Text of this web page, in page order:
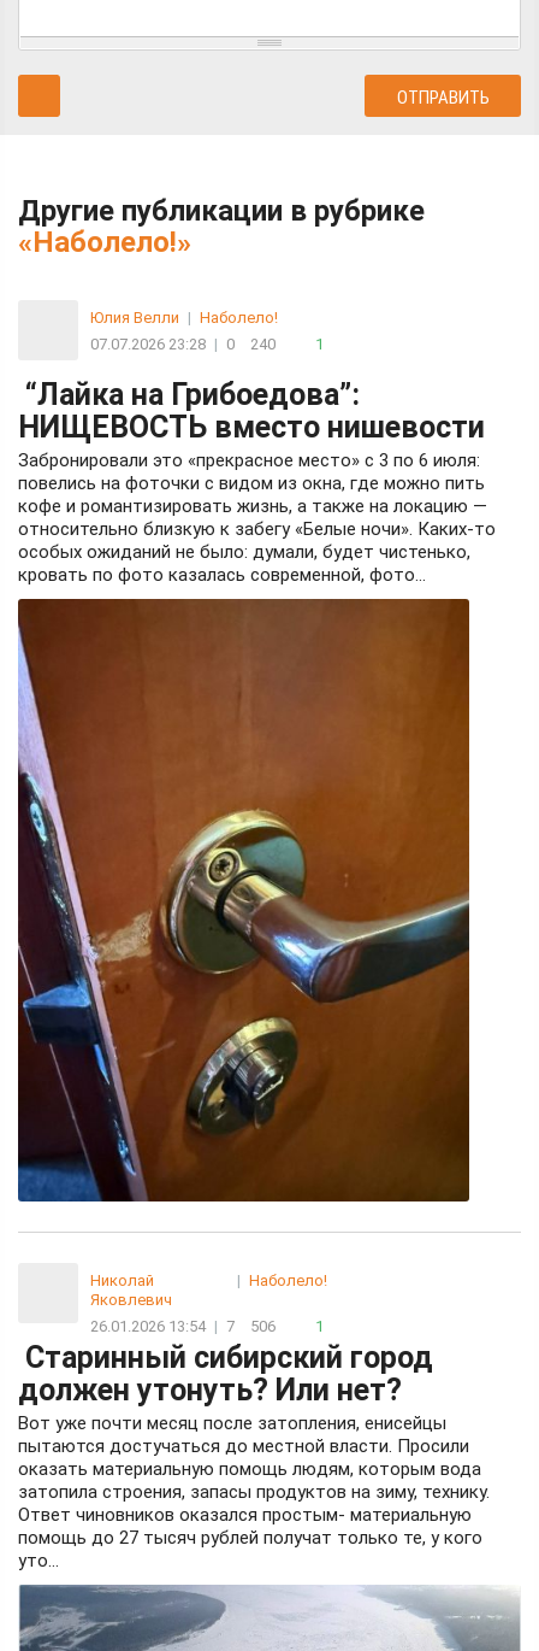
Другие публикации в рубрике
«Наболело!»
Юлия Велли | Наболело!
07.07.2026 23:28 | 0 240 1
“Лайка на Грибоедова”:
НИЩЕВОСТЬ вместо нишевости
Забронировали это «прекрасное место» с 3 по 6 июля:
повелись на фоточки с видом из окна, где можно пить
кофе и романтизировать жизнь, а также на локацию —
относительно близкую к забегу «Белые ночи». Каких-то
особых ожиданий не было: думали, будет чистенько,
кровать по фото казалась современной, фото...
Николай
Яковлевич
| Наболело!
26.01.2026 13:54 | 7 506 1
Старинный сибирский город
должен утонуть? Или нет?
Вот уже почти месяц после затопления, енисейцы
пытаются достучаться до местной власти. Просили
оказать материальную помощь людям, которым вода
затопила строения, запасы продуктов на зиму, технику.
Ответ чиновников оказался простым- материальную
помощь до 27 тысяч рублей получат только те, у кого
уто...